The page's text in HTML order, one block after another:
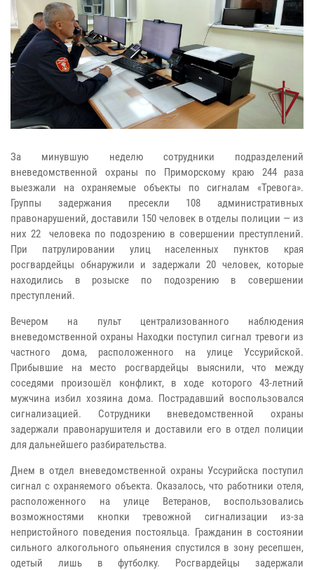
За минувшую неделю сотрудники подразделений
вневедомственной охраны по Приморскому краю 244 раза
выезжали на охраняемые объекты по сигналам «Тревога».
Группы задержания пресекли 108 административных
правонарушений, доставили 150 человек в отделы полиции — из
них 22 человека по подозрению в совершении преступлений.
При патрулировании улиц населенных пунктов края
росгвардейцы обнаружили и задержали 20 человек, которые
находились в розыске по подозрению в совершении
преступлений.
Вечером на пульт централизованного наблюдения
вневедомственной охраны Находки поступил сигнал тревоги из
частного дома, расположенного на улице Уссурийской.
Прибывшие на место росгвардейцы выяснили, что между
соседями произошёл конфликт, в ходе которого 43-летний
мужчина избил хозяина дома. Пострадавший воспользовался
сигнализацией. Сотрудники вневедомственной охраны
задержали правонарушителя и доставили его в отдел полиции
для дальнейшего разбирательства.
Днем в отдел вневедомственной охраны Уссурийска поступил
сигнал с охраняемого объекта. Оказалось, что работники отеля,
расположенного на улице Ветеранов, воспользовались
возможностями кнопки тревожной сигнализации из-за
непристойного поведения постояльца. Гражданин в состоянии
сильного алкогольного опьянения спустился в зону ресепшен,
одетый лишь в футболку. Росгвардейцы задержали